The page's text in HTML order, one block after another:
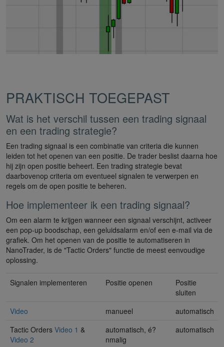
PRAKTISCH TOEGEPAST
Wat is het verschil tussen een trading signaal
en een trading strategie?
Een trading signaal is een combinatie van criteria die kunnen
leiden tot het openen van een positie. De trader beslist daarna hoe
hij zijn open positie beheert. Een trading strategie bevat
daarbovenop criteria om eventueel signalen te verwerpen en
regels om de open positie te beheren.
Hoe implementeer ik een trading signaal?
Om een alarm te krijgen wanneer een signaal verschijnt, activeer
een pop-up boodschap, een geluidsalarm en/of een e-mail via de
grafiek. Om het openen van de positie te automatiseren in
NanoTrader, is de "Tactic Orders" functie de meest eenvoudige
oplossing.
Signalen implementeren Positie openen
Positie
sluiten
Video
manueel
automatisch
Tactic Orders Video 1 &
Video 2
automatisch, é?
nmalig
automatisch